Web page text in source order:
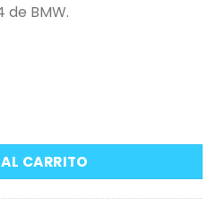
de BMW.
de gases motores
CARRITO